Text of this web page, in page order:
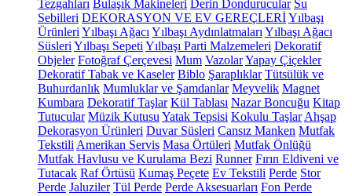
Tezgahları Bulaşık Makineleri Derin Dondurucular Su
Sebilleri DEKORASYON VE EV GEREÇLERİYılbaşı
Ürünleri Yılbaşı Ağacı Yılbaşı Aydınlatmaları Yılbaşı Ağacı
Süsleri Yılbaşı Sepeti Yılbaşı Parti Malzemeleri Dekoratif
Objeler Fotoğraf Çerçevesi Mum VazolarYapay Çiçekler
Dekoratif Tabak ve Kaseler Biblo Şaraplıklar Tütsülük ve
Buhurdanlık Mumluklar ve Şamdanlar Meyvelik Magnet
Kumbara Dekoratif Taşlar Kül Tablası Nazar Boncuğu Kitap
Tutucular Müzik Kutusu Yatak Tepsisi Kokulu Taşlar Ahşap
Dekorasyon Ürünleri Duvar Süsleri Cansız Manken Mutfak
Tekstili Amerikan Servis Masa Örtüleri Mutfak Önlüğü
Mutfak Havlusu ve Kurulama Bezi Runner Fırın Eldiveni ve
Tutacak Raf Örtüsü Kumaş Peçete Ev Tekstili Perde Stor
Perde Jaluziler Tül Perde Perde Aksesuarları Fon Perde